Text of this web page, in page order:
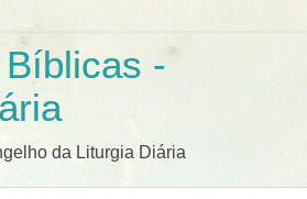
-
da Liturgia Diária